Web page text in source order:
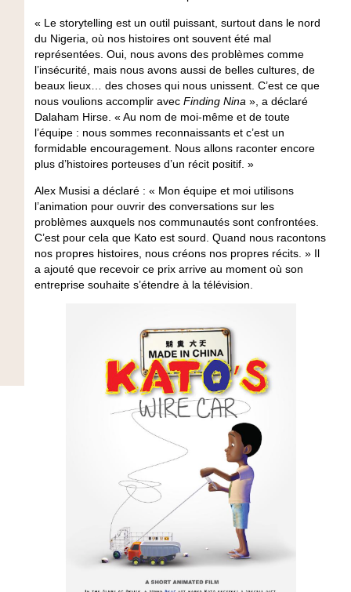
« Le storytelling est un outil puissant, surtout dans le nord
du Nigeria, où nos histoires ont souvent été mal
représentées. Oui, nous avons des problèmes comme
l’insécurité, mais nous avons aussi de belles cultures, de
beaux lieux… des choses qui nous unissent. C’est ce que
nous voulions accomplir avec Finding Nina », a déclaré
Dalaham Hirse. « Au nom de moi-même et de toute
l’équipe : nous sommes reconnaissants et c’est un
formidable encouragement. Nous allons raconter encore
plus d’histoires porteuses d’un récit positif. »
Alex Musisi a déclaré : « Mon équipe et moi utilisons
l’animation pour ouvrir des conversations sur les
problèmes auxquels nos communautés sont confrontées.
C’est pour cela que Kato est sourd. Quand nous racontons
nos propres histoires, nous créons nos propres récits. » Il
a ajouté que recevoir ce prix arrive au moment où son
entreprise souhaite s’étendre à la télévision.